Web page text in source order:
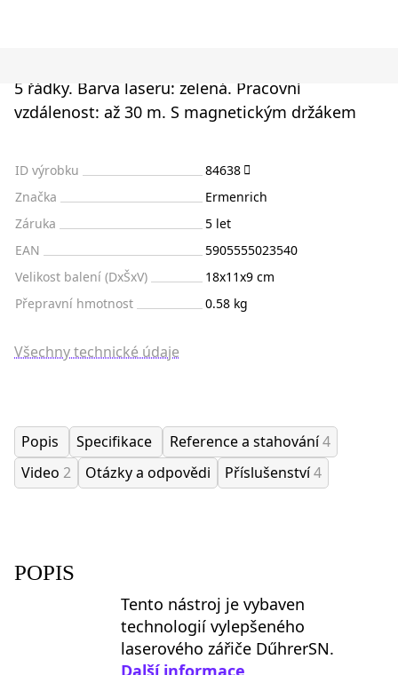
5 řádky. Barva laseru: zelená. Pracovní
vzdálenost: až 30 m. S magnetickým držákem
ID výrobku
84638
Značka
Ermenrich
Záruka
5 let
EAN
5905555023540
Velikost balení (DxŠxV)
18x11x9 cm
Přepravní hmotnost
0.58 kg
Všechny technické údaje
Popis Specifikace Reference a stahování4
Video 2 Otázky a odpovědi Příslušenství4
POPIS
Tento nástroj je vybaven
technologií vylepšeného
laserového zářiče DűhrerSN.
Další informace